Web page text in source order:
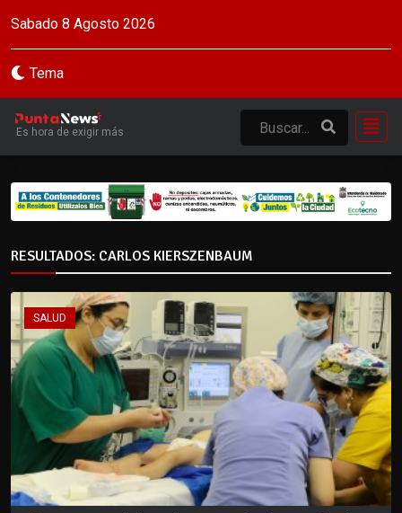
Sabado 8 Agosto 2026
Tema
Es hora de exigir más
RESULTADOS: CARLOS KIERSZENBAUM
SALUD